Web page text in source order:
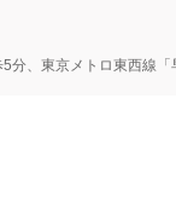
分、東京メトロ東西線